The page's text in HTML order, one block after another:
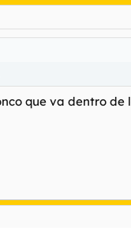
que va dentro